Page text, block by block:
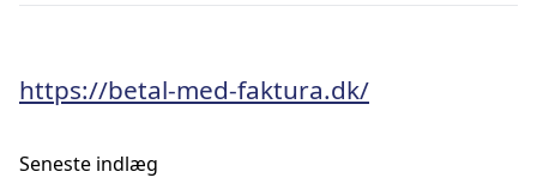
https://betal-med-faktura.dk/
Seneste indlæg